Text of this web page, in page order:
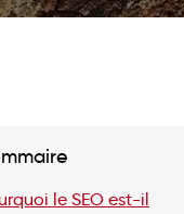
le SEO est-il